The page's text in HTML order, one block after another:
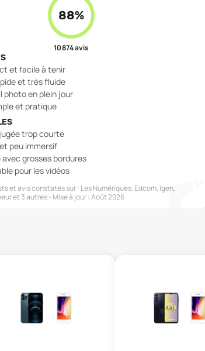
88%
10 874avis
et facile à tenir
et très fluide
photo en plein jour
et pratique
trop courte
peu immersif
avec grosses bordures
pour les vidéos
et avis constatés sur : Les Numériques, Edcom, Igen,
et 3 autres Mise à jour :Août 2026